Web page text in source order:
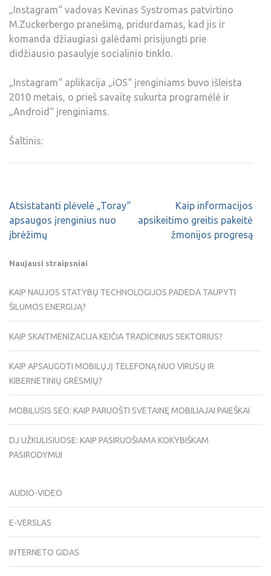
„Instagram“ vadovas Kevinas Systromas patvirtino
M.Zuckerbergo pranešimą, pridurdamas, kad jis ir
komanda džiaugiasi galėdami prisijungti prie
didžiausio pasaulyje socialinio tinklo.
„Instagram“ aplikacija „iOS“ įrenginiams buvo išleista
2010 metais, o prieš savaitę sukurta programėlė ir
„Android“ įrenginiams.
Šaltinis:
Atsistatanti plėvelė „Toray“
apsaugos įrenginius nuo
įbrėžimų
Kaip informacijos
apsikeitimo greitis pakeitė
žmonijos progresą
Naujausi straipsniai
KAIP NAUJOS STATYBŲ TECHNOLOGIJOS PADEDA TAUPYTI
ŠILUMOS ENERGIJĄ?
KAIP SKAITMENIZACIJA KEIČIA TRADICINIUS SEKTORIUS?
KAIP APSAUGOTI MOBILŲJĮ TELEFONĄ NUO VIRUSŲ IR
KIBERNETINIŲ GRĖSMIŲ?
MOBILUSIS SEO: KAIP PARUOŠTI SVETAINĘ MOBILIAJAI PAIEŠKAI
DJ UŽKULISIUOSE: KAIP PASIRUOŠIAMA KOKYBIŠKAM
PASIRODYMUI
AUDIO-VIDEO
E-VERSLAS
INTERNETO GIDAS